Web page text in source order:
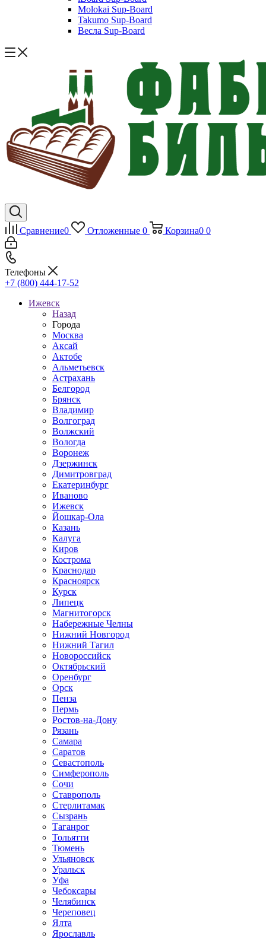
Molokai Sup-Board
Takumo Sup-Board
Весла Sup-Board
Сравнение0 Отложенные 0 Корзина0 0
Телефоны
+7 (800) 444-17-52
Ижевск
Назад
Города
Москва
Аксай
Актобе
Альметьевск
Астрахань
Белгород
Брянск
Владимир
Волгоград
Волжский
Вологда
Воронеж
Дзержинск
Димитровград
Екатеринбург
Иваново
Ижевск
Йошкар-Ола
Казань
Калуга
Киров
Кострома
Краснодар
Красноярск
Курск
Липецк
Магнитогорск
Набережные Челны
Нижний Новгород
Нижний Тагил
Новороссийск
Октябрьский
Оренбург
Орск
Пенза
Пермь
Ростов-на-Дону
Рязань
Самара
Саратов
Севастополь
Симферополь
Сочи
Ставрополь
Стерлитамак
Сызрань
Таганрог
Тольятти
Тюмень
Ульяновск
Уральск
Уфа
Чебоксары
Челябинск
Череповец
Ялта
Ярославль